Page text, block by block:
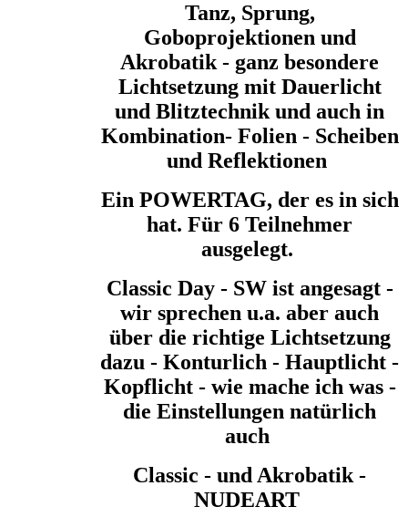
Tanz, Sprung,
Goboprojektionen und
Akrobatik - ganz besondere
Lichtsetzung mit Dauerlicht
und Blitztechnik und auch in
Kombination- Folien - Scheiben
und Reflektionen
Ein POWERTAG, der es in sich
hat. Für 6 Teilnehmer
ausgelegt.
Classic Day - SW ist angesagt -
wir sprechen u.a. aber auch
über die richtige Lichtsetzung
dazu - Konturlich - Hauptlicht -
Kopflicht - wie mache ich was -
die Einstellungen natürlich
auch
Classic - und Akrobatik -
NUDEART